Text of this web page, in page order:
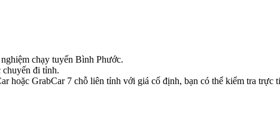
chạy tuyến Bình Phước.
chuyến đi tỉnh.
hoặc GrabCar 7 chỗ liên tỉnh với giá cố định, bạn có thể kiểm tra trực